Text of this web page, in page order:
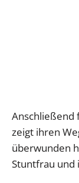
Anschließend
zeigt ihren
überwunden
Stuntfrau und